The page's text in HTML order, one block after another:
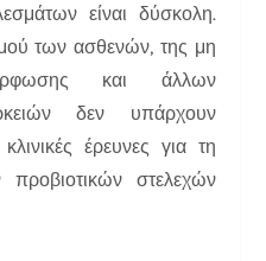
είναι δύσκολη.
των ασθενών, της μη
και άλλων
δεν υπάρχουν
έρευνες για τη
στελεχών